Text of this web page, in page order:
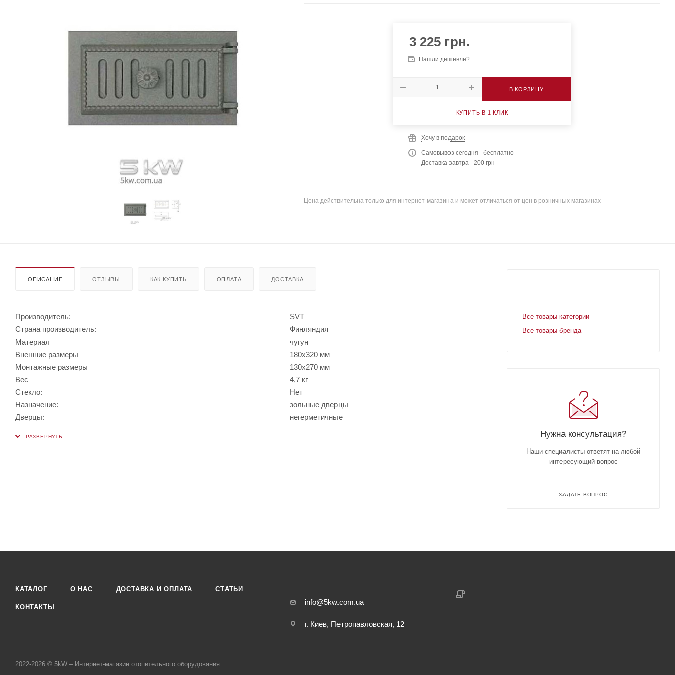
3 225 грн.
Нашли дешевле?
В КОРЗИНУ
КУПИТЬ В 1 КЛИК
Хочу в подарок
Самовывоз сегодня - бесплатно
Доставка завтра - 200 грн
Цена действительна только для интернет-магазина и может отличаться от цен в розничных магазинах
ОПИСАНИЕ ОТЗЫВЫ КАК КУПИТЬ ОПЛАТА ДОСТАВКА
Производитель:
SVT
Страна производитель:
Финляндия
Материал
чугун
Внешние размеры
180x320 мм
Монтажные размеры
130x270 мм
Вес
4,7 кг
Стекло:
Нет
Назначение:
зольные дверцы
Дверцы:
негерметичные
Все товары категории
Все товары бренда
Нужна консультация?
Наши специалисты ответят на любой
интересующий вопрос
ЗАДАТЬ ВОПРОС
КАТАЛОГ О НАС ДОСТАВКА И ОПЛАТА СТАТЬИ
КОНТАКТЫ
info@5kw.com.ua
г. Киев, Петропавловская, 12
2022-2026 © 5kW – Интернет-магазин отопительного оборудования